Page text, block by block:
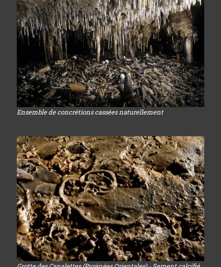
Ensemble de concrétions cassées naturellement